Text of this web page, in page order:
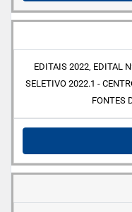
EDITAIS 2022, EDITAL
SELETIVO 2022.1 -
FONTES